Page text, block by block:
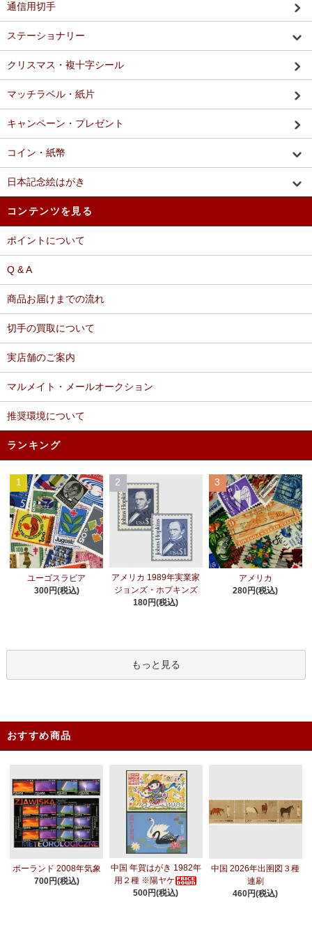
通信用切手
ステーショナリー
クリスマス・複十字シール
マッチラベル・紙片
キャンペーン・プレゼント
コイン・紙幣
日本記念絵はがき
コンテンツを見る
ポイントについて
Q & A
商品お届けまでの流れ
切手の買取について
実店舗のご案内
マルメイト・メールオークション
推奨環境について
ランキング
1
ユーゴスラビア
300円(税込)
2
アメリカ 1989年実業家
ジョンズ・ホプキンズ
180円(税込)
3
アメリカ
280円(税込)
もっと見る
おすすめ商品
ポーランド 2008年気象
700円(税込)
中国 年賀はがき 1982年
用２種 ※陽ヤケ
500円(税込)
中国 2026年出圉図３種
連刷
460円(税込)